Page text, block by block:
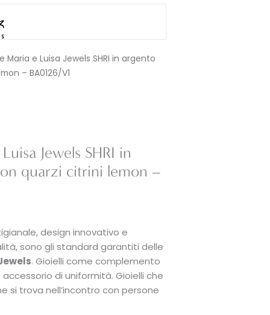
Maria e Luisa Jewels SHRI in argento
– BA0126/V1
Jewels SHRI in
quarzi citrini lemon –
design innovativo e
sono gli standard garantiti delle
. Gioielli come complemento
di uniformità. Gioielli che
si trova nell’incontro con persone